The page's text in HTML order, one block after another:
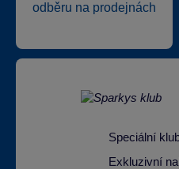
odběru na prodejnách
Speciální
Exkluzivní